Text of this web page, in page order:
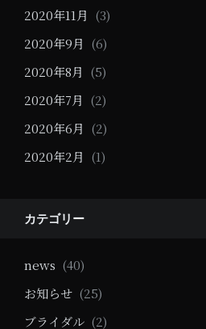
2020年11月 (3)
2020年9月 (6)
2020年8月 (5)
2020年7月 (2)
2020年6月 (2)
2020年2月 (1)
カテゴリー
news (40)
お知らせ (25)
ブライダル (2)